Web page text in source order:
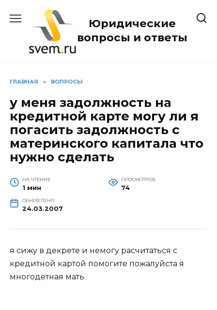
содержанию
Юридические
вопросы и ответы
ГЛАВНАЯ » ВОПРОСЫ
у меня задолжность на
кредитной карте могу ли я
погасить задолжность с
материнского капитала что
нужно сделать
НА ЧТЕНИЕ
1 мин
ПРОСМОТРОВ
74
ОБНОВЛЕНО
24.03.2007
я сижу в декрете и немогу расчитаться с
кредитной картой помогите пожалуйста я
многодетная мать